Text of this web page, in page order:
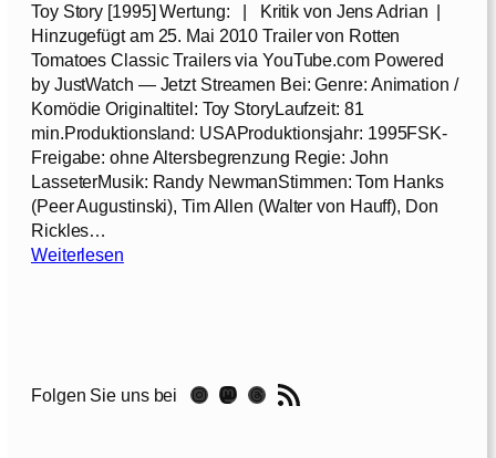
o
r
y
2
[
1
9
9
9
Toy Story [1995] Wertung: | Kritik von Jens Adrian |
Hinzugefügt am 25. Mai 2010 Trailer von Rotten
Tomatoes Classic Trailers via YouTube.com Powered
by JustWatch — Jetzt Streamen Bei: Genre: Animation /
Komödie Originaltitel: Toy StoryLaufzeit: 81
min.Produktionsland: USAProduktionsjahr: 1995FSK-
Freigabe: ohne Altersbegrenzung Regie: John
LasseterMusik: Randy NewmanStimmen: Tom Hanks
(Peer Augustinski), Tim Allen (Walter von Hauff), Don
Rickles…
Weiterlesen:
o
Folgen Sie uns bei Instagram Mastodon Threads RSS-Feed